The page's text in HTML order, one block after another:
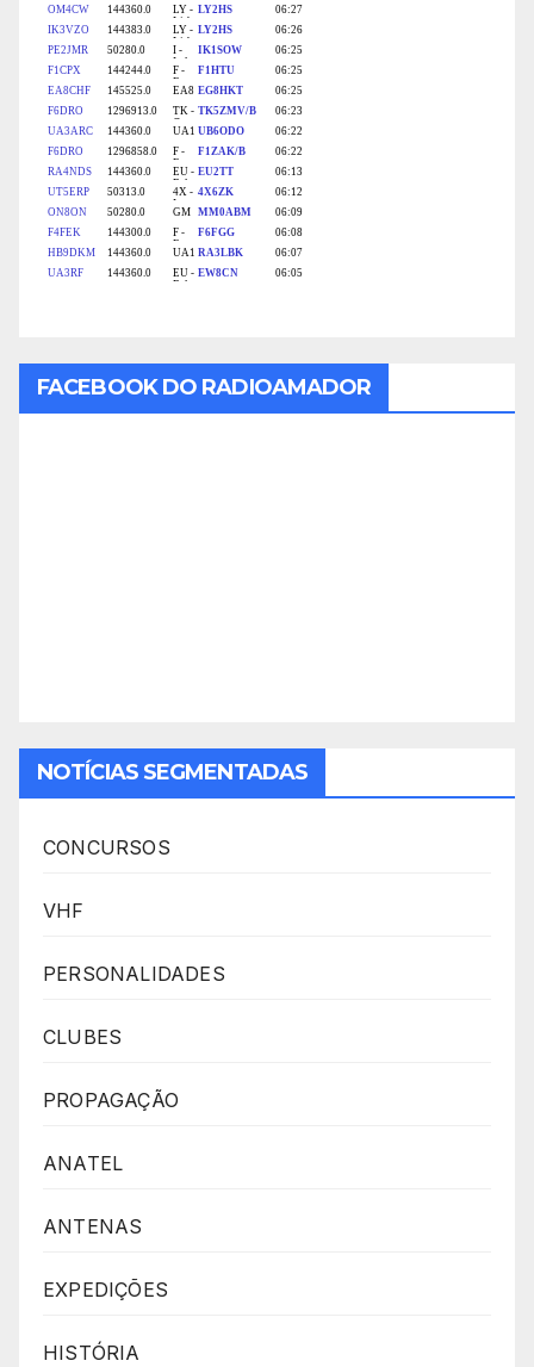
FACEBOOK DO RADIOAMADOR
NOTÍCIAS SEGMENTADAS
CONCURSOS
VHF
PERSONALIDADES
CLUBES
PROPAGAÇÃO
ANATEL
ANTENAS
EXPEDIÇÕES
HISTÓRIA